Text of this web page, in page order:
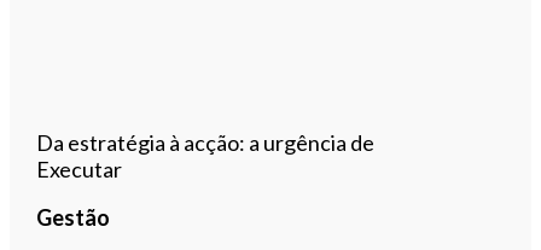
Da estratégia à acção: a urgência de
Executar
Gestão